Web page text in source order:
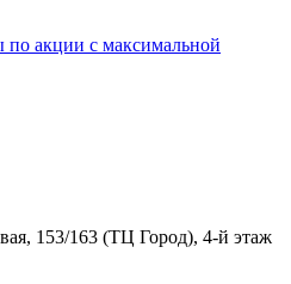
акции с максимальной
153/163 (ТЦ Город), 4-й этаж